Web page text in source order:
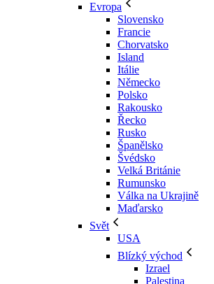
Evropa
Slovensko
Francie
Chorvatsko
Island
Itálie
Německo
Polsko
Rakousko
Řecko
Rusko
Španělsko
Švédsko
Velká Británie
Rumunsko
Válka na Ukrajině
Maďarsko
Svět
USA
Blízký východ
Izrael
Palestina